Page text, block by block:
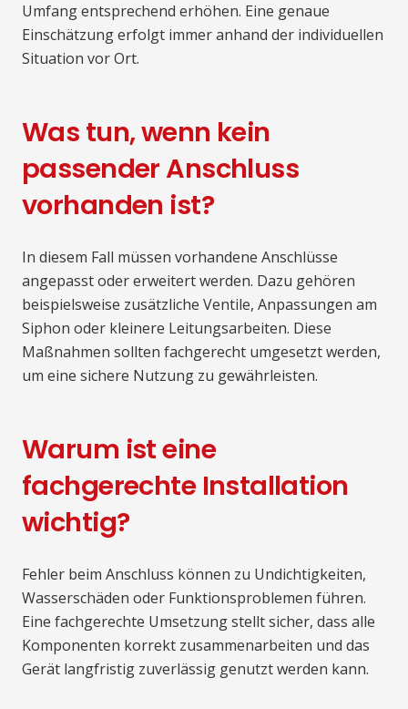
Umfang entsprechend erhöhen. Eine genaue
Einschätzung erfolgt immer anhand der individuellen
Situation vor Ort.
Was tun, wenn kein
passender Anschluss
vorhanden ist?
In diesem Fall müssen vorhandene Anschlüsse
angepasst oder erweitert werden. Dazu gehören
beispielsweise zusätzliche Ventile, Anpassungen am
Siphon oder kleinere Leitungsarbeiten. Diese
Maßnahmen sollten fachgerecht umgesetzt werden,
um eine sichere Nutzung zu gewährleisten.
Warum ist eine
fachgerechte Installation
wichtig?
Fehler beim Anschluss können zu Undichtigkeiten,
Wasserschäden oder Funktionsproblemen führen.
Eine fachgerechte Umsetzung stellt sicher, dass alle
Komponenten korrekt zusammenarbeiten und das
Gerät langfristig zuverlässig genutzt werden kann.